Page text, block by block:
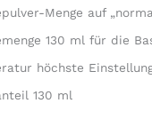
Menge auf
130 ml für die
höchste
130 ml